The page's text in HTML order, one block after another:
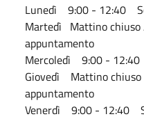
Lunedì 9:00 - 12:40
Martedì Mattino chiuso
appuntamento
Mercoledì 9:00 -
Giovedì Mattino chiuso
appuntamento
Venerdì 9:00 - 12:40